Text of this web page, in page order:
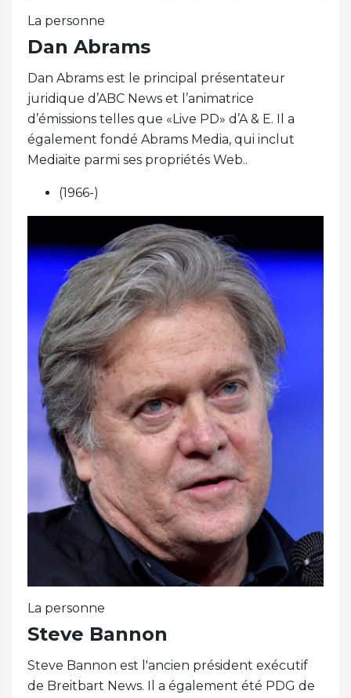
La personne
Dan Abrams
Dan Abrams est le principal présentateur
juridique d’ABC News et l’animatrice
d’émissions telles que «Live PD» d’A & E. Il a
également fondé Abrams Media, qui inclut
Mediaite parmi ses propriétés Web..
(1966-)
La personne
Steve Bannon
Steve Bannon est l'ancien président exécutif
de Breitbart News. Il a également été PDG de